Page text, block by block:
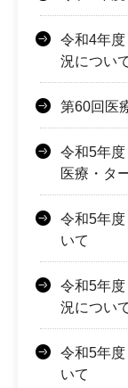
令和4年
況につい
第60回医
令和5年
医療・タ
令和5年
いて
令和5年
況につい
令和5年
いて